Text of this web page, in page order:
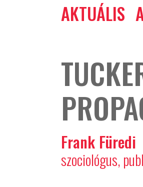
AKTUÁLIS
Frank Füredi
szociológus,